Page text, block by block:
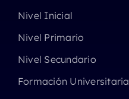
Nivel Inicial
Nivel Primario
Nivel Secundario
Formación Universitaria